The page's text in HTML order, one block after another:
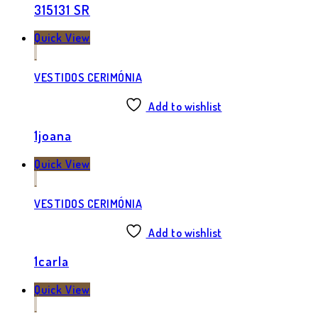
315131 SR
Quick View
VESTIDOS CERIMÓNIA
Add to wishlist
1joana
Quick View
VESTIDOS CERIMÓNIA
Add to wishlist
1carla
Quick View